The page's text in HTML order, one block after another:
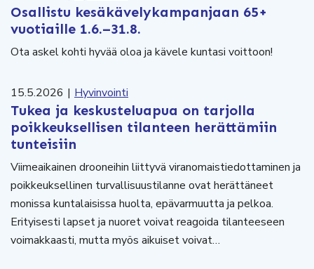
Osallistu kesäkävelykampanjaan 65+
vuotiaille 1.6.–31.8.
Ota askel kohti hyvää oloa ja kävele kuntasi voittoon!
15.5.2026 | Hyvinvointi
Tukea ja keskusteluapua on tarjolla
poikkeuksellisen tilanteen herättämiin
tunteisiin
Viimeaikainen drooneihin liittyvä viranomaistiedottaminen ja
poikkeuksellinen turvallisuustilanne ovat herättäneet
monissa kuntalaisissa huolta, epävarmuutta ja pelkoa.
Erityisesti lapset ja nuoret voivat reagoida tilanteeseen
voimakkaasti, mutta myös aikuiset voivat…